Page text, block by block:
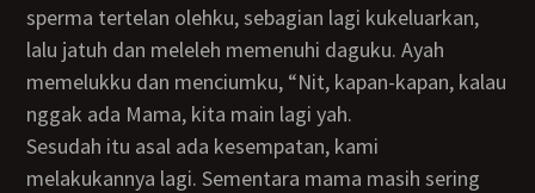
sperma tertelan olehku, sebagian lagi kukeluarkan,
lalu jatuh dan meleleh memenuhi daguku. Ayah
memelukku dan menciumku, “Nit, kapan-kapan, kalau
nggak ada Mama, kita main lagi yah.
Sesudah itu asal ada kesempatan, kami
melakukannya lagi. Sementara mama masih sering